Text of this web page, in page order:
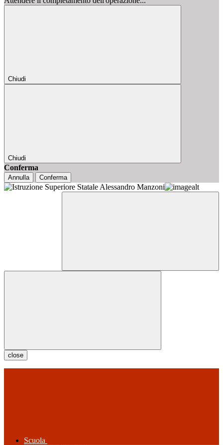
Chiudi
Chiudi
Conferma
Annulla Conferma
close
Scuola